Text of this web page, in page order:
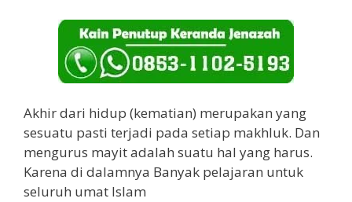
Akhir dari hidup (kematian) merupakan yang
sesuatu pasti terjadi pada setiap makhluk. Dan
mengurus mayit adalah suatu hal yang harus.
Karena di dalamnya Banyak pelajaran untuk
seluruh umat Islam